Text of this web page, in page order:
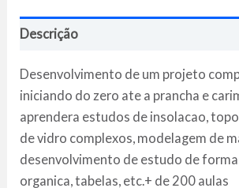
Descrição
Desenvolvimento de um projeto
iniciando do zero ate a prancha e
aprendera estudos de insolacao,
de vidro complexos, modelagem de
desenvolvimento de estudo de
organica, tabelas, etc.+ de 200 aulas